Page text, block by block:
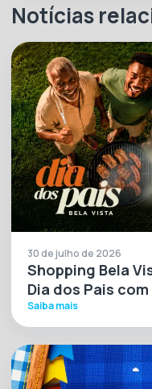
Notícias
30 de julho de 2026
Shopping Bela
Dia dos Pais
Saiba mais